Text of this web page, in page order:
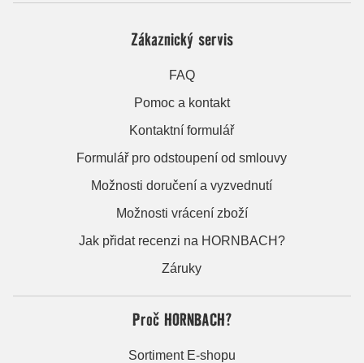
Zákaznický servis
FAQ
Pomoc a kontakt
Kontaktní formulář
Formulář pro odstoupení od smlouvy
Možnosti doručení a vyzvednutí
Možnosti vrácení zboží
Jak přidat recenzi na HORNBACH?
Záruky
Proč HORNBACH?
Sortiment E-shopu